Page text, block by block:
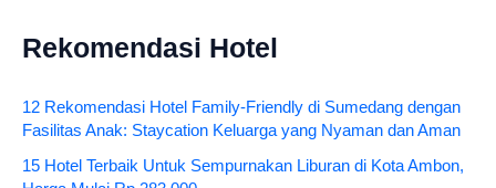
Rekomendasi Hotel
12 Rekomendasi Hotel Family-Friendly di Sumedang dengan
Fasilitas Anak: Staycation Keluarga yang Nyaman dan Aman
15 Hotel Terbaik Untuk Sempurnakan Liburan di Kota Ambon,